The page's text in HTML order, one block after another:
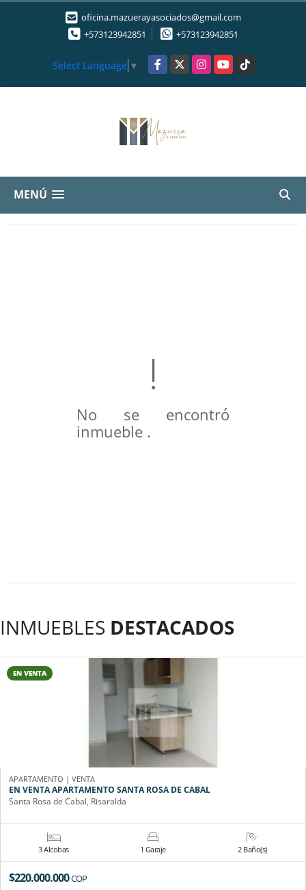
oficina.mazuerayasociados@gmail.com
+573123942851
+573123942851
Select Language ▼ Facebook
X InstagramYouTubeTikTok
MENÚ
No se encontró
inmueble .
INMUEBLES DESTACADOS
EN VENTA
APARTAMENTO | VENTA
EN VENTA APARTAMENTO SANTA ROSA DE CABAL
Santa Rosa de Cabal, Risaralda
3 Alcobas 1 Garaje 2 Baño(s)
$220.000.000COP